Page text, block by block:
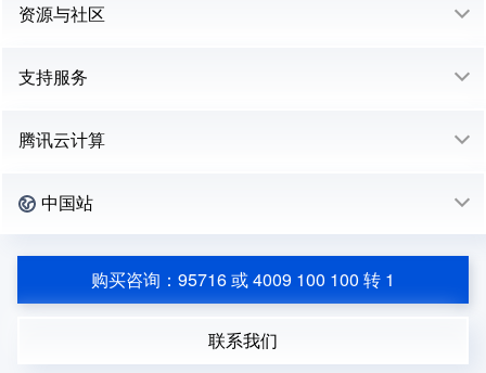
资源与社区
支持服务
腾讯云计算
中国站
购买咨询：95716 或 4009 100 100 转 1
联系我们